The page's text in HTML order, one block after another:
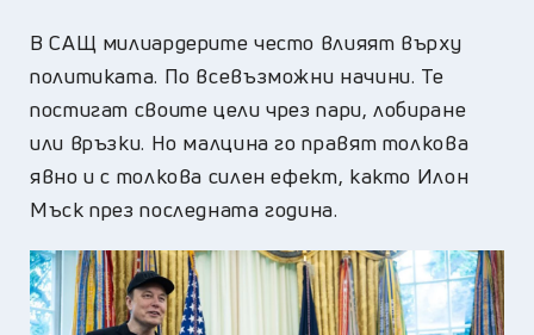
В САЩ милиардерите често влияят върху
политиката. По всевъзможни начини. Те
постигат своите цели чрез пари, лобиране
или връзки. Но малцина го правят толкова
явно и с толкова силен ефект, както Илон
Мъск през последната година.